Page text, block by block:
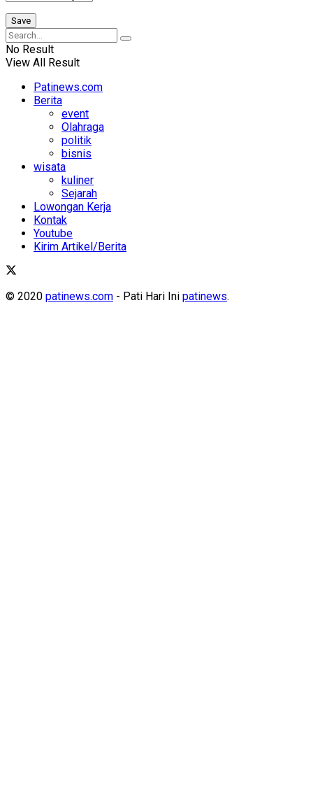
No Result
View All Result
Patinews.com
Berita
event
Olahraga
politik
bisnis
wisata
kuliner
Sejarah
Lowongan Kerja
Kontak
Youtube
Kirim Artikel/Berita
© 2020 patinews.com - Pati Hari Ini patinews.